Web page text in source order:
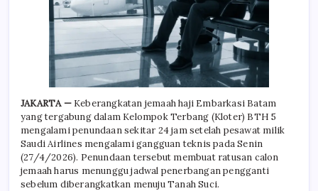
JAKARTA —Keberangkatan jemaah haji Embarkasi Batam
yang tergabung dalam Kelompok Terbang (Kloter) BTH 5
mengalami penundaan sekitar 24 jam setelah pesawat milik
Saudi Airlines mengalami gangguan teknis pada Senin
(27/4/2026). Penundaan tersebut membuat ratusan calon
jemaah harus menunggu jadwal penerbangan pengganti
sebelum diberangkatkan menuju Tanah Suci.